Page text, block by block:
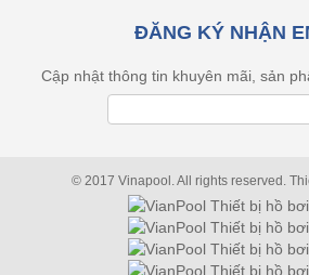
ĐĂNG KÝ NHẬN
Cập nhật thông tin khuyên mãi, sản
© 2017 Vinapool. All rights reserved.